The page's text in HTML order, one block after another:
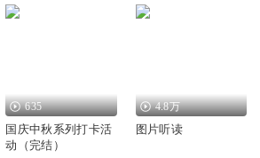
635
国庆中秋系列打卡活
动（完结）
4.8万
图片听读